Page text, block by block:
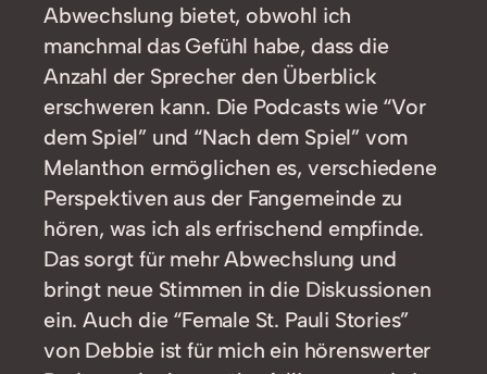
Abwechslung bietet, obwohl ich
manchmal das Gefühl habe, dass die
Anzahl der Sprecher den Überblick
erschweren kann. Die Podcasts wie “Vor
dem Spiel” und “Nach dem Spiel” vom
Melanthon ermöglichen es, verschiedene
Perspektiven aus der Fangemeinde zu
hören, was ich als erfrischend empfinde.
Das sorgt für mehr Abwechslung und
bringt neue Stimmen in die Diskussionen
ein. Auch die “Female St. Pauli Stories”
von Debbie ist für mich ein hörenswerter